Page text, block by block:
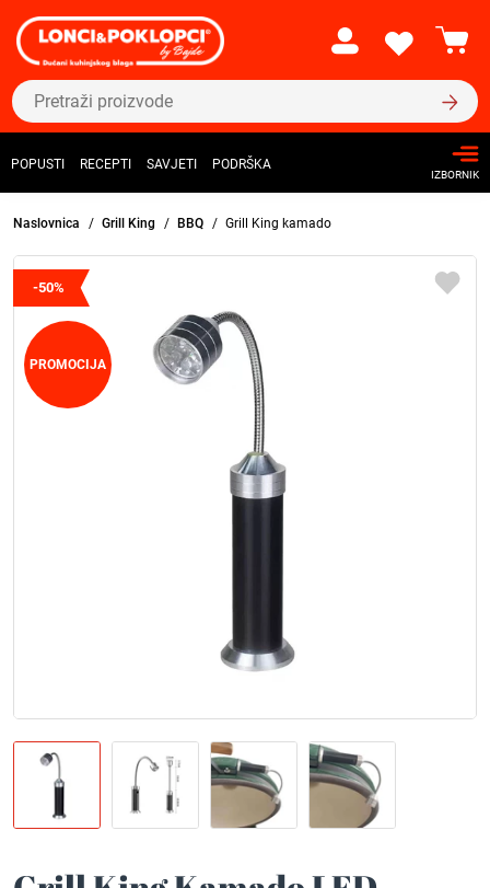
POPUSTI RECEPTI SAVJETI PODRŠKA
IZBORNIK
Naslovnica Grill King BBQ Grill King kamado
-50%
PROMOCIJA